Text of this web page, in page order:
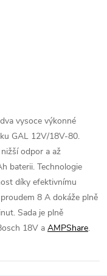
vysoce výkonné
GAL 12V/18V-80.
odpor a až
baterii. Technologie
díky efektivnímu
8 A dokáže plně
Sada je plně
18V a AMPShare.